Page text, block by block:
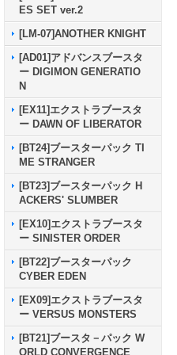
ES SET ver.2
[LM-07]ANOTHER KNIGHT
[AD01]アドバンスブースタ
ー DIGIMON GENERATIO
N
[EX11]エクストラブースタ
ー DAWN OF LIBERATOR
[BT24]ブースターパック TI
ME STRANGER
[BT23]ブースターパック H
ACKERS' SLUMBER
[EX10]エクストラブースタ
ー SINISTER ORDER
[BT22]ブースターパック
CYBER EDEN
[EX09]エクストラブースタ
ー VERSUS MONSTERS
[BT21]ブースタ－パック W
ORLD CONVERGENCE